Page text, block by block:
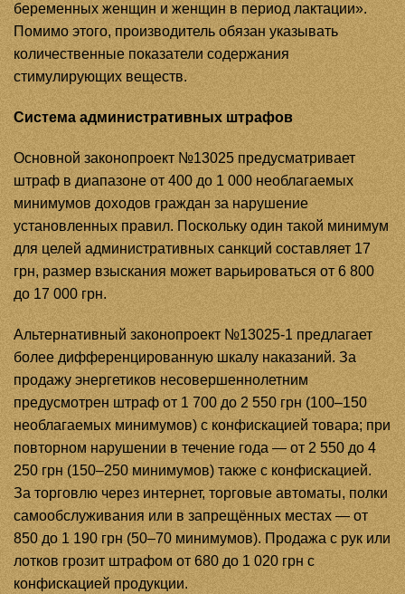
беременных женщин и женщин в период лактации».
Помимо этого, производитель обязан указывать
количественные показатели содержания
стимулирующих веществ.
Система административных штрафов
Основной законопроект №13025 предусматривает
штраф в диапазоне от 400 до 1 000 необлагаемых
минимумов доходов граждан за нарушение
установленных правил. Поскольку один такой минимум
для целей административных санкций составляет 17
грн, размер взыскания может варьироваться от 6 800
до 17 000 грн.
Альтернативный законопроект №13025-1 предлагает
более дифференцированную шкалу наказаний. За
продажу энергетиков несовершеннолетним
предусмотрен штраф от 1 700 до 2 550 грн (100–150
необлагаемых минимумов) с конфискацией товара; при
повторном нарушении в течение года — от 2 550 до 4
250 грн (150–250 минимумов) также с конфискацией.
За торговлю через интернет, торговые автоматы, полки
самообслуживания или в запрещённых местах — от
850 до 1 190 грн (50–70 минимумов). Продажа с рук или
лотков грозит штрафом от 680 до 1 020 грн с
конфискацией продукции.